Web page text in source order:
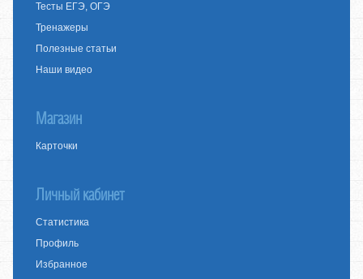
Тесты ЕГЭ, ОГЭ
Тренажеры
Полезные статьи
Наши видео
Магазин
Карточки
Личный кабинет
Статистика
Профиль
Избранное